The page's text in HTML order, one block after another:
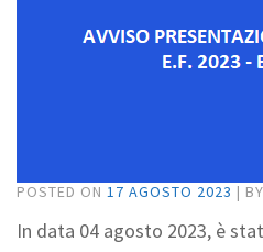
POSTED ON 17 AGOSTO 2023 | BY
In data 04 agosto 2023, è